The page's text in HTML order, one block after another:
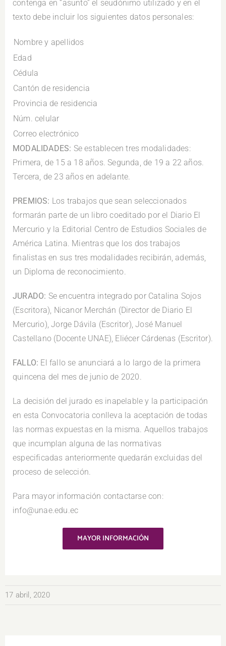
contenga en “asunto” el seudónimo utilizado y en el
texto debe incluir los siguientes datos personales:
Nombre y apellidos
Edad
Cédula
Cantón de residencia
Provincia de residencia
Núm. celular
Correo electrónico
MODALIDADES: Se establecen tres modalidades:
Primera, de 15 a 18 años. Segunda, de 19 a 22 años.
Tercera, de 23 años en adelante.
PREMIOS: Los trabajos que sean seleccionados
formarán parte de un libro coeditado por el Diario El
Mercurio y la Editorial Centro de Estudios Sociales de
América Latina. Mientras que los dos trabajos
finalistas en sus tres modalidades recibirán, además,
un Diploma de reconocimiento.
JURADO: Se encuentra integrado por Catalina Sojos
(Escritora), Nicanor Merchán (Director de Diario El
Mercurio), Jorge Dávila (Escritor), José Manuel
Castellano (Docente UNAE), Eliécer Cárdenas (Escritor).
FALLO: El fallo se anunciará a lo largo de la primera
quincena del mes de junio de 2020.
La decisión del jurado es inapelable y la participación
en esta Convocatoria conlleva la aceptación de todas
las normas expuestas en la misma. Aquellos trabajos
que incumplan alguna de las normativas
especificadas anteriormente quedarán excluidas del
proceso de selección.
Para mayor información contactarse con:
info@unae.edu.ec
MAYOR INFORMACIÓN
17 abril, 2020